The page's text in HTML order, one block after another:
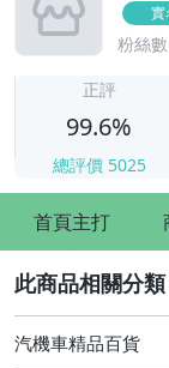
實
粉絲數
正評
99.6%
總評價 5025
首頁主打
汽機車精品百貨